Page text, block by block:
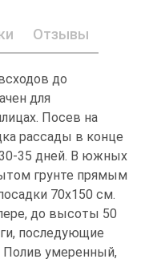
Отзывы
до
для
Посев на
рассады в конце
35 дней. В южных
грунте прямым
70х150 см.
до высоты 50
последующие
умеренный,